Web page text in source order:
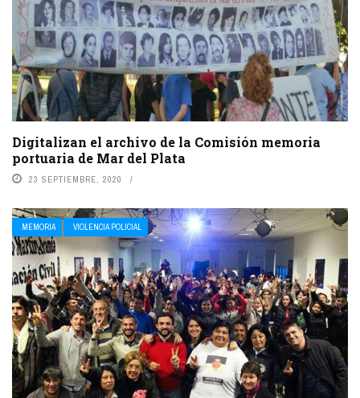
Digitalizan el archivo de la Comisión memoria
portuaria de Mar del Plata
23 SEPTIEMBRE, 2020
MEMORIA VIOLENCIA POLICIAL